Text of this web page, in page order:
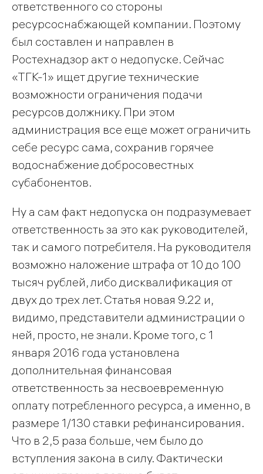
ответственного со стороны
ресурсоснабжающей компании. Поэтому
был составлен и направлен в
Ростехнадзор акт о недопуске. Сейчас
«ТГК-1» ищет другие технические
возможности ограничения подачи
ресурсов должнику. При этом
администрация все еще может ограничить
себе ресурс сама, сохранив горячее
водоснабжение добросовестных
субабонентов.
Ну а сам факт недопуска он подразумевает
ответственность за это как руководителей,
так и самого потребителя. На руководителя
возможно наложение штрафа от 10 до 100
тысяч рублей, либо дисквалификация от
двух до трех лет. Статья новая 9.22 и,
видимо, представители администрации о
ней, просто, не знали. Кроме того, с 1
января 2016 года установлена
дополнительная финансовая
ответственность за несвоевременную
оплату потребленного ресурса, а именно, в
размере 1/130 ставки рефинансирования.
Что в 2,5 раза больше, чем было до
вступления закона в силу. Фактически